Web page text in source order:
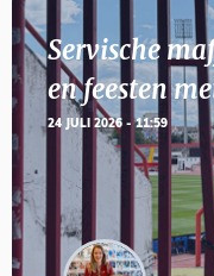
Servische
en feesten
24 JULI 2026 - 11:59